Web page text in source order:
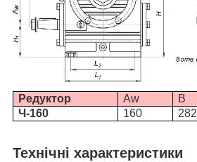
Редуктор Aw B
Ч-160
160 282
Технічні характеристики